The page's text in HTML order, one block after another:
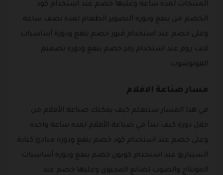
المنتجات لمده ساعه وعليها خصم عند استخدام كود
الخصم من ينفع ودوره التصوير الطعام لمدة نصف ساعة
وعلى خصم عند استخدام قبور خصم ينفع ودورة أساسيات
لايت روم عند استخدام رمز خصم ينفع ودوره تصميم
الفوتوشوب .
مسار صناعة الافلام
في هذا المسار ستتعلم كيف يمكنك صناعة الأفلام من
خلال دورة كيف تبدأ في صناعة الأفلام لمده ساعه واحده
وعلي خصم عند استخدام كود خصم ينفع ودوره مبادئ كتابة
السيناريو عند استخدام كوبون خصم ينفع ودورة أساسيات
المونتاج والصوت لصانع المحتوى وعليها خصم عند